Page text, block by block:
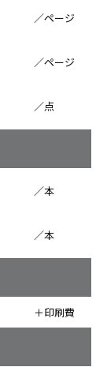
／ページ
／ページ
／点
／本
／本
＋印刷費